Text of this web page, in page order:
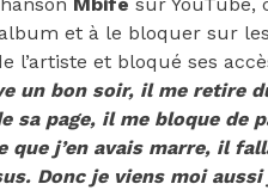
Mbifè sur YouTube,
et à le bloquer sur
l’artiste et bloqué ses
un bon soir, il me retire
sa page, il me bloque de
que j’en avais marre, il
Donc je viens moi